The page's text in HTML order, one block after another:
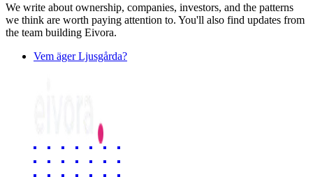
We write about ownership, companies, investors, and the patterns
we think are worth paying attention to. You'll also find updates from
the team building Eivora.
Vem äger Ljusgårda?